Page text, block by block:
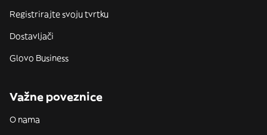
Registrirajte svoju tvrtku
Dostavljači
Glovo Business
Važne poveznice
O nama